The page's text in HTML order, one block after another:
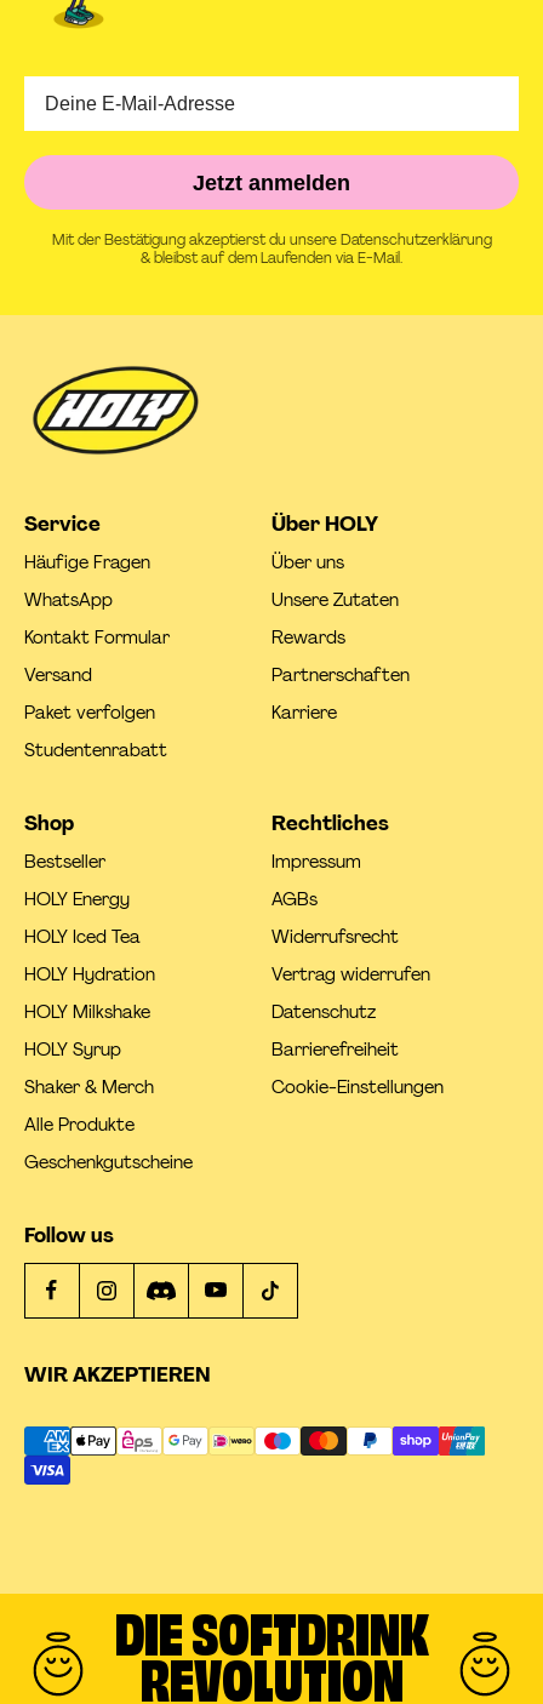
Service
Häufige Fragen
WhatsApp
Kontakt Formular
Versand
Paket verfolgen
Studentenrabatt
Über HOLY
Über uns
Unsere Zutaten
Rewards
Partnerschaften
Karriere
Shop
Bestseller
HOLY Energy
HOLY Iced Tea
HOLY Hydration
HOLY Milkshake
HOLY Syrup
Shaker & Merch
Alle Produkte
Geschenkgutscheine
Rechtliches
Impressum
AGBs
Widerrufsrecht
Vertrag widerrufen
Datenschutz
Barrierefreiheit
Cookie-Einstellungen
Follow us
WIR AKZEPTIEREN
Jetzt anmelden
Mit der Bestätigung akzeptierst du unsere Datenschutzerklärung
& bleibst auf dem Laufenden via E-Mail.
DIE SOFTDRINK
REVOLUTION